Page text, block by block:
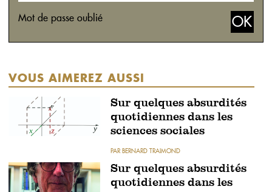
Mot de passe oublié
VOUS AIMEREZ AUSSI
Sur quelques absurdités
quotidiennes dans les
sciences sociales
PAR BERNARD TRAIMOND
Sur quelques absurdités
quotidiennes dans les